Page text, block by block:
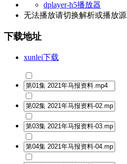
dplayer-h5播放器
无法播放请切换解析或播放源
下载地址
xunlei下载